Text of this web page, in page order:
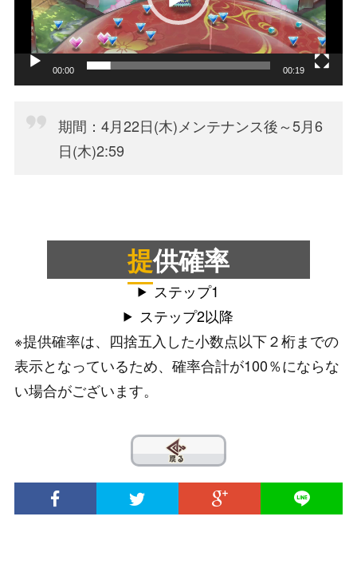
ー
00:00 00:19
期間：4月22日(木)メンテナンス後～5月6
日(木)2:59
提供確率
ステップ1
ステップ2以降
※提供確率は、四捨五入した小数点以下２桁までの
表示となっているため、確率合計が100％にならな
い場合がございます。